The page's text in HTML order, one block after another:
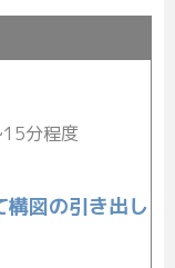
分程度
構図の引き出し